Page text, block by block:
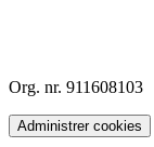
Org. nr. 911608103
Administrer cookies